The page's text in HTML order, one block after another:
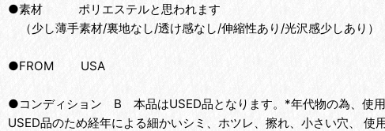
●素材 ポリエステルと思われます
（少し薄手素材/裏地なし/透け感なし/伸縮性あり/光沢感少しあり）
●FROM USA
●コンディション B 本品はUSED品となります。*年代物の為、使用
USED品のため経年による細かいシミ、ホツレ、擦れ、小さい穴、 使